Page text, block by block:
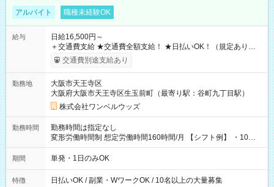
アルバイト 職種未経験OK
給与
日給16,500円～
＋交通費支給 ★交通費全額支給！ ★日払いOK！（規定あり） ┗
働いたその日に現金GET♪ お仕事後はコンビニATMから 日払
交通費別途支給あり
勤務地
大阪市天王寺区
大阪府大阪市天王寺区生玉前町（最寄り駅：谷町九丁目駅）
株式会社ワンベルウッズ
勤務時間
勤務時間は指定なし
変形労働時間制 想定労働時間160時間/月 【シフト例】 ・10：
00～20：00
期間 単発・1日のみOK
特徴 日払いOK / 副業・WワークOK / 10名以上の大量募集